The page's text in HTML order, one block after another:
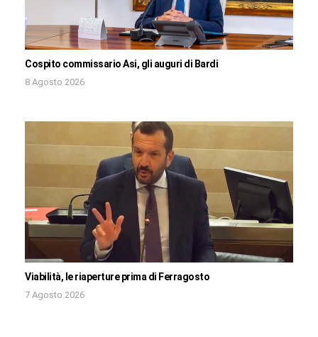
Cospito commissario Asi, gli auguri di Bardi
8 Agosto 2026
Viabilità, le riaperture prima di Ferragosto
7 Agosto 2026